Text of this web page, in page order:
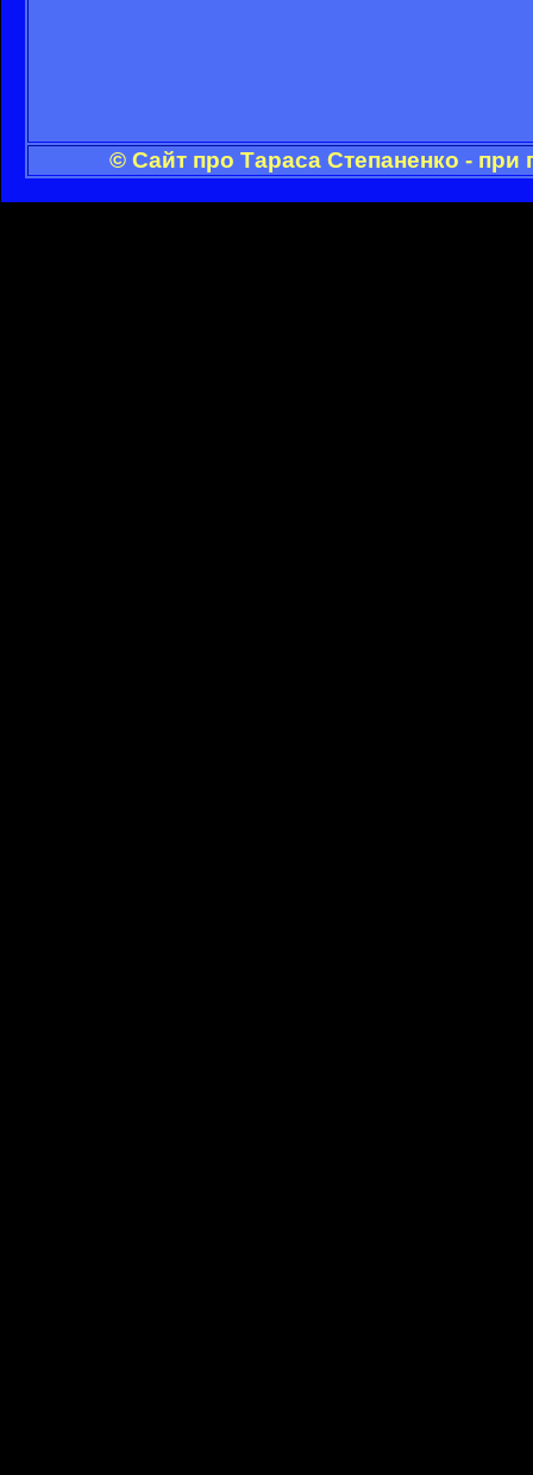
© Сайт про Тараса Степаненко -